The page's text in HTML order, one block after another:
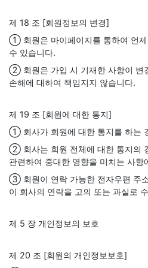
제 18 조 [회원정보의 변경]
① 회원은 마이페이지를 통하여 언제
수 있습니다.
② 회원은 가입 시 기재한 사항이 변
손해에 대하여 책임지지 않습니다.
제 19 조 [회원에 대한 통지]
① 회사가 회원에 대한 통지를 하는
② 회사는 회원 전체에 대한 통지의
관련하여 중대한 영향을 미치는 사
③ 회원이 연락 가능한 전자우편 주
이 회사의 연락을 고의 또는 과실로
제 5 장 개인정보의 보호
제 20 조 [회원의 개인정보보호]